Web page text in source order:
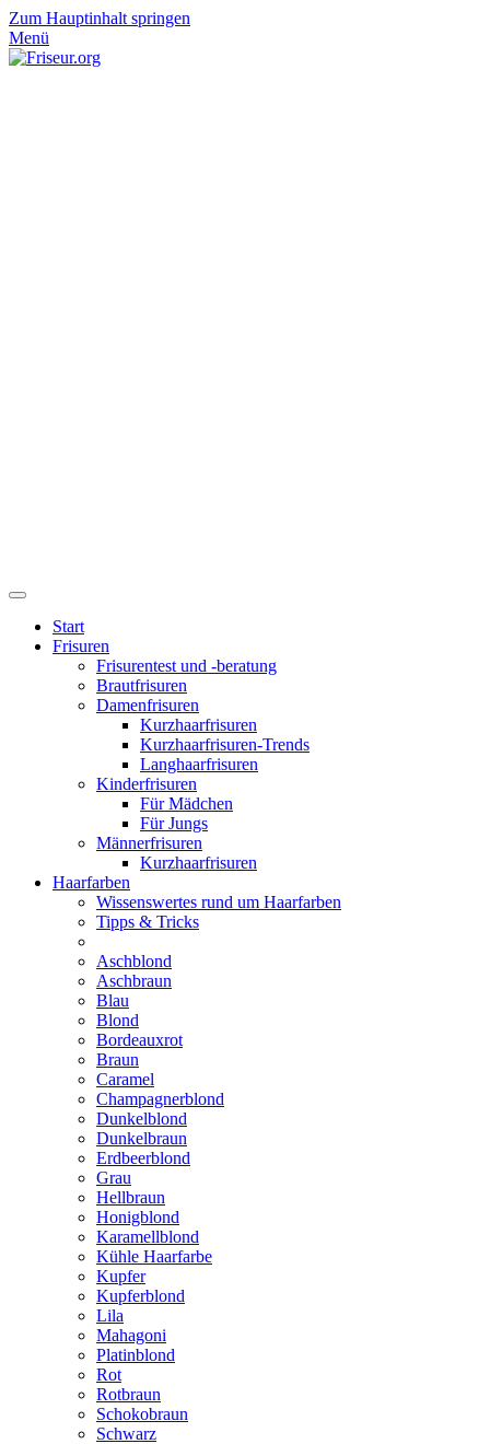
Zum Hauptinhalt springen
Menü
Start
Frisuren
Frisurentest und -beratung
Brautfrisuren
Damenfrisuren
Kurzhaarfrisuren
Kurzhaarfrisuren-Trends
Langhaarfrisuren
Kinderfrisuren
Für Mädchen
Für Jungs
Männerfrisuren
Kurzhaarfrisuren
Haarfarben
Wissenswertes rund um Haarfarben
Tipps & Tricks
Aschblond
Aschbraun
Blau
Blond
Bordeauxrot
Braun
Caramel
Champagnerblond
Dunkelblond
Dunkelbraun
Erdbeerblond
Grau
Hellbraun
Honigblond
Karamellblond
Kühle Haarfarbe
Kupfer
Kupferblond
Lila
Mahagoni
Platinblond
Rot
Rotbraun
Schokobraun
Schwarz